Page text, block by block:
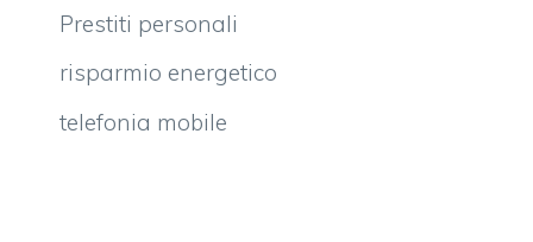
Prestiti personali
risparmio energetico
telefonia mobile